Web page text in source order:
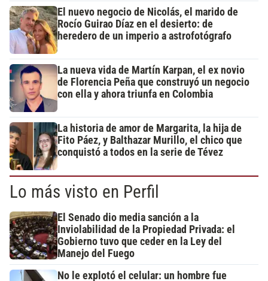
El nuevo negocio de Nicolás, el marido de
Rocío Guirao Díaz en el desierto: de
heredero de un imperio a astrofotógrafo
La nueva vida de Martín Karpan, el ex novio
de Florencia Peña que construyó un negocio
con ella y ahora triunfa en Colombia
La historia de amor de Margarita, la hija de
Fito Páez, y Balthazar Murillo, el chico que
conquistó a todos en la serie de Tévez
Lo más visto en Perfil
El Senado dio media sanción a la
Inviolabilidad de la Propiedad Privada: el
Gobierno tuvo que ceder en la Ley del
Manejo del Fuego
No le explotó el celular: un hombre fue